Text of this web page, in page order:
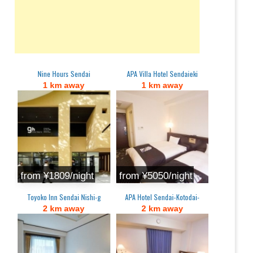
Nine Hours Sendai
1 km away
from ¥1809/night
APA Villa Hotel Sendaieki
1 km away
from ¥5050/night
Toyoko Inn Sendai Nishi-g
2 km away
APA Hotel Sendai-Kotodai-
2 km away